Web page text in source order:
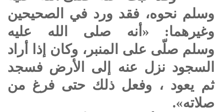
وسلم نحوه، فقد ورد في الصحيحين
وغيرهما: «أنه صلى الله عليه
وسلم صلّى على المنبر، وكان إذا أراد
السجود نزل عنه إلى الأرض فسجد
ثم يعود ، وفعل ذلك حتى فرغ من
صلاته».